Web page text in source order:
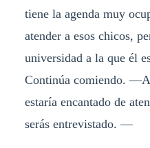
tiene la agenda muy
atender a esos chicos,
universidad a la que él
Continúa comiendo.
estaría encantado de
serás entrevistado. —